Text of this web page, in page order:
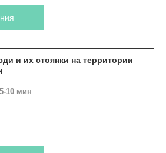
и их стоянки на территории
10 мин